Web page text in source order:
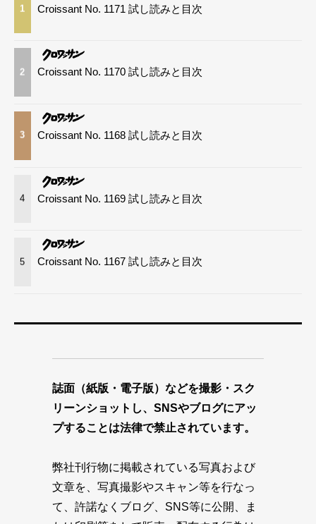
1 Croissant No. 1171 試し読みと目次
2 Croissant No. 1170 試し読みと目次
3 Croissant No. 1168 試し読みと目次
4 Croissant No. 1169 試し読みと目次
5 Croissant No. 1167 試し読みと目次
誌面（紙版・電子版）などを撮影・スク
リーンショットし、SNSやブログにアッ
プすることは法律で禁止されています。
弊社刊行物に掲載されている写真および
文章を、写真撮影やスキャン等を行なっ
て、許諾なくブログ、SNS等に公開、ま